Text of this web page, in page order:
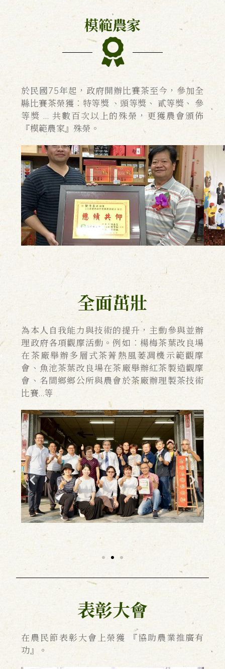
模範農家
於民國75年起，政府開辦比賽茶至今，參加全
縣比賽茶榮獲︰特等獎 、頭等獎、 貳等獎、 參
等獎 … 共數百次以上的殊榮，更獲農會頒佈
『模範農家』殊榮。
全面茁壯
為本人自我能力與技術的提升，主動參與並辦
理政府各項觀摩活動。例如︰楊梅茶葉改良場
在茶廠舉辦多層式茶菁熱風萎凋機示範觀摩
會、魚池茶葉改良場在茶廠舉辦紅茶製造觀摩
會、名間鄉鄉公所與農會於茶廠辦理製茶技術
比賽…等
表彰大會
在農民節表彰大會上榮獲 『協助農業推廣有
功』。